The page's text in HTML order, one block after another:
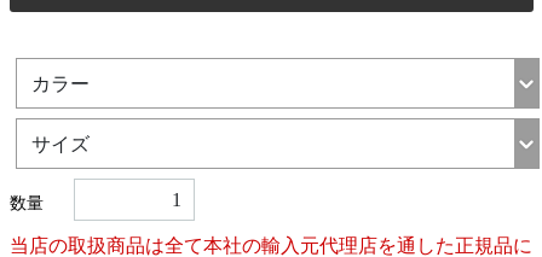
数量
当店の取扱商品は全て本社の輸入元代理店を通した正規品に